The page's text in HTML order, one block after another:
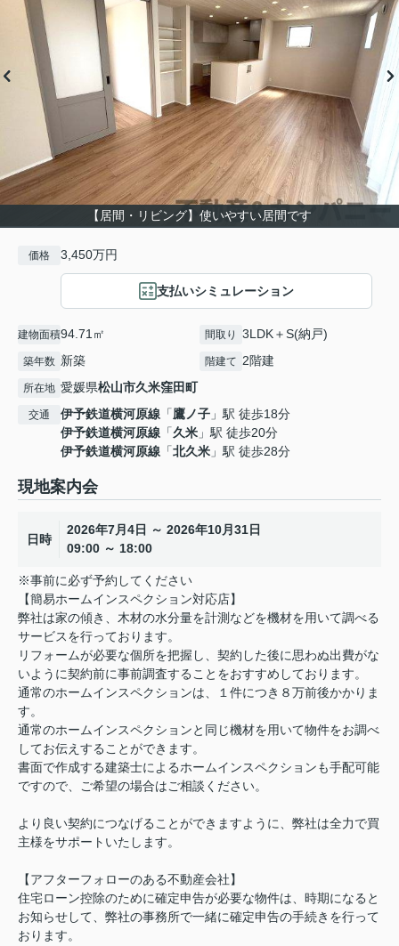
【居間・リビング】使いやすい居間です
価格 3,450万円
支払いシミュレーション
建物面積94.71㎡ 間取り 3LDK＋S(納戸)
築年数 新築 階建て 2階建
所在地 愛媛県松山市久米窪田町
交通 伊予鉄道横河原線 「鷹ノ子 」駅 徒歩18分
伊予鉄道横河原線 「久米 」駅 徒歩20分
伊予鉄道横河原線 「北久米 」駅 徒歩28分
現地案内会
日時
2026年7月4日 ～ 2026年10月31日
09:00 ～ 18:00
※事前に必ず予約してください
【簡易ホームインスペクション対応店】
弊社は家の傾き、木材の水分量を計測などを機材を用いて調べる
サービスを行っております。
リフォームが必要な個所を把握し、契約した後に思わぬ出費がな
いように契約前に事前調査することをおすすめしております。
通常のホームインスペクションは、１件につき８万前後かかりま
す。
通常のホームインスペクションと同じ機材を用いて物件をお調べ
してお伝えすることができます。
書面で作成する建築士によるホームインスペクションも手配可能
ですので、ご希望の場合はご相談ください。
より良い契約につなげることができますように、弊社は全力で買
主様をサポートいたします。
【アフターフォローのある不動産会社】
住宅ローン控除のために確定申告が必要な物件は、時期になると
お知らせして、弊社の事務所で一緒に確定申告の手続きを行って
おります。